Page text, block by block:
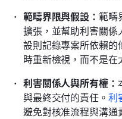
範疇界限與假設： 範疇
擴張，並幫助利害關
設則記錄專案所依賴
時重新檢視，而不是在
利害關係人與所有權：
與最終交付的責任。 利
避免對核准流程與溝通